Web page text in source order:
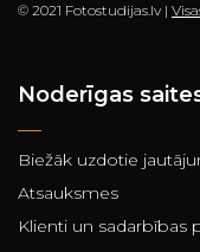
© 2021 Fotostudijas.lv |
Noderīgas
Biežāk uzdotie
Atsauksmes
Klienti un sadarbības